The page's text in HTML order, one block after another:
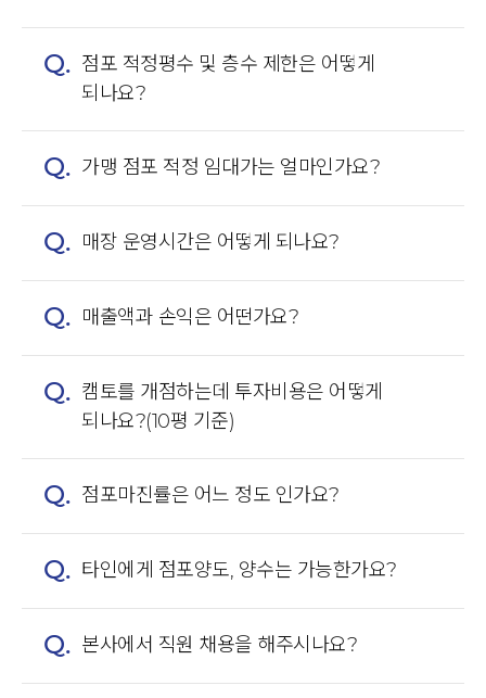
Q. 점포 적정평수 및 층수 제한은 어떻게
되나요?
Q. 가맹 점포 적정 임대가는 얼마인가요?
Q. 매장 운영시간은 어떻게 되나요?
Q. 매출액과 손익은 어떤가요?
Q. 캠토를 개점하는데 투자비용은 어떻게
되나요?(10평 기준)
Q. 점포마진률은 어느 정도 인가요?
Q. 타인에게 점포양도, 양수는 가능한가요?
Q. 본사에서 직원 채용을 해주시나요?